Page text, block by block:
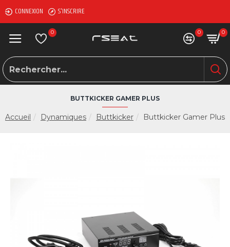
CONNEXION S'INSCRIRE
0 0 0
Accueil Dynamiques Buttkicker Buttkicker Gamer Plus
BUTTKICKER GAMER PLUS